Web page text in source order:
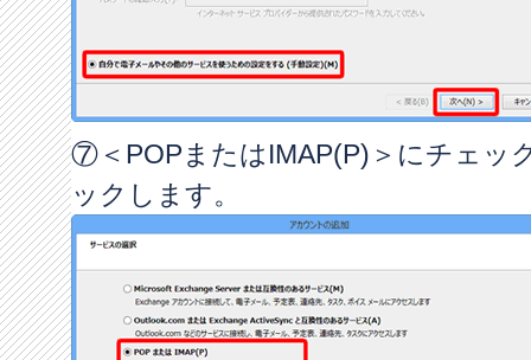
⑦＜POPまたはIMAP(P)＞にチェッ
ックします。